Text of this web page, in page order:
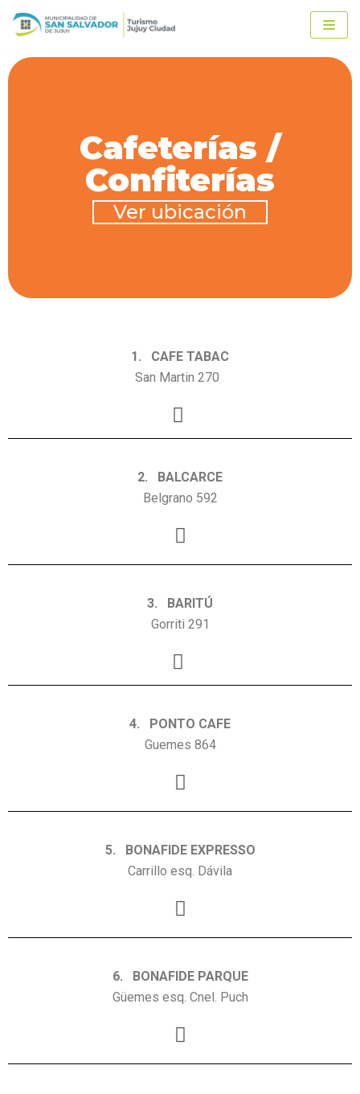
Ir
al
contenido
Cafeterías /
Confiterías
Ver ubicación
1. CAFE TABAC
San Martin 270
2. BALCARCE
Belgrano 592
3. BARITÚ
Gorriti 291
4. PONTO CAFE
Guemes 864
5. BONAFIDE EXPRESSO
Carrillo esq. Dávila
6. BONAFIDE PARQUE
Güemes esq. Cnel. Puch